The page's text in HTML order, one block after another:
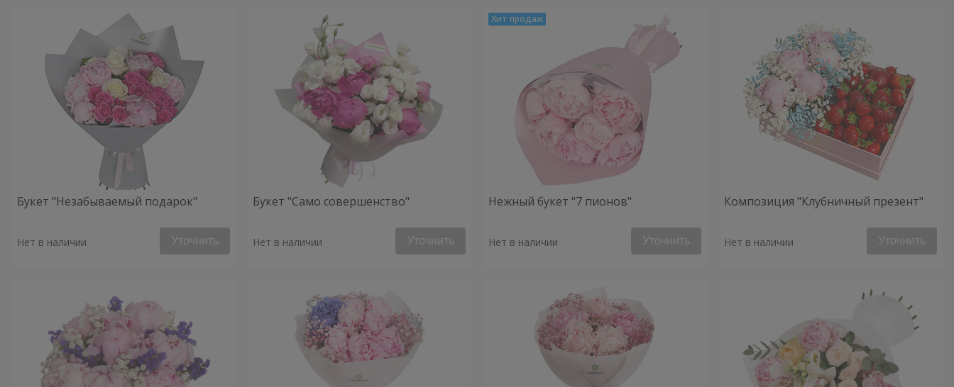
Букет "Незабываемый подарок"
Нет в наличии Уточнить
Букет "Само совершенство"
Нет в наличии Уточнить
Нежный букет "7 пионов"
Нет в наличии Уточнить
Композиция "Клубничный презент"
Нет в наличии Уточнить